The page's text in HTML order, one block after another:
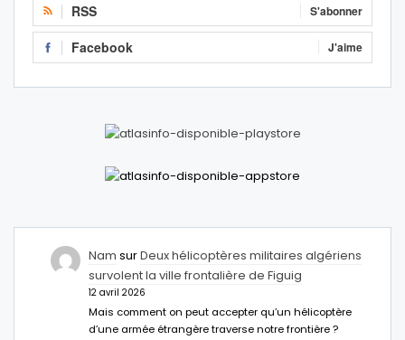
RSS S'abonner
Facebook J'aime
Nam surDeux hélicoptères militaires algériens
survolent la ville frontalière de Figuig
12 avril 2026
Mais comment on peut accepter qu’un hélicoptère
d’une armée étrangère traverse notre frontière ?